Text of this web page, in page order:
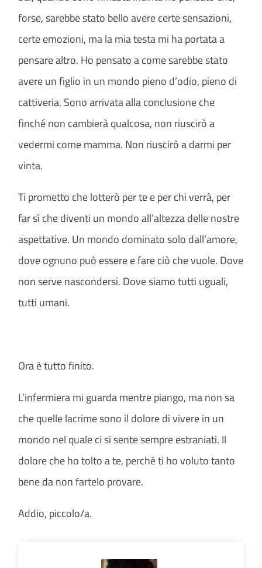
forse, sarebbe stato bello avere certe sensazioni,
certe emozioni, ma la mia testa mi ha portata a
pensare altro. Ho pensato a come sarebbe stato
avere un figlio in un mondo pieno d’odio, pieno di
cattiveria. Sono arrivata alla conclusione che
finché non cambierà qualcosa, non riuscirò a
vedermi come mamma. Non riuscirò a darmi per
vinta.
Ti prometto che lotterò per te e per chi verrà, per
far sì che diventi un mondo all’altezza delle nostre
aspettative. Un mondo dominato solo dall’amore,
dove ognuno può essere e fare ciò che vuole. Dove
non serve nascondersi. Dove siamo tutti uguali,
tutti umani.
Ora è tutto finito.
L’infermiera mi guarda mentre piango, ma non sa
che quelle lacrime sono il dolore di vivere in un
mondo nel quale ci si sente sempre estraniati. Il
dolore che ho tolto a te, perché ti ho voluto tanto
bene da non fartelo provare.
Addio, piccolo/a.